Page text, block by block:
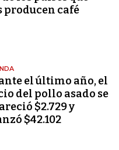
producen café
el último año, el
del pollo asado se
$2.729 y
$42.102